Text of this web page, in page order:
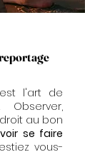
l'art de
Observer,
au bon
se faire
vous-